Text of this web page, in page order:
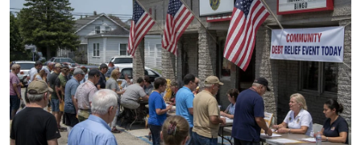
Atletico Madrid (Sepanyol) - 3
Chelsea (England), Bayern Munich (Jerman),
Ajax Amsterdam (Belanda), Anderlecht